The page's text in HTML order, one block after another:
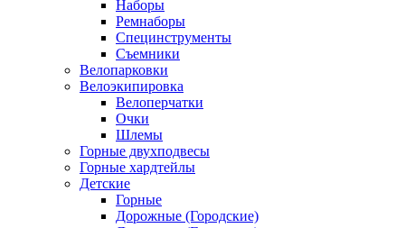
Наборы
Ремнаборы
Специнструменты
Съемники
Велопарковки
Велоэкипировка
Велоперчатки
Очки
Шлемы
Горные двухподвесы
Горные хардтейлы
Детские
Горные
Дорожные (Городские)